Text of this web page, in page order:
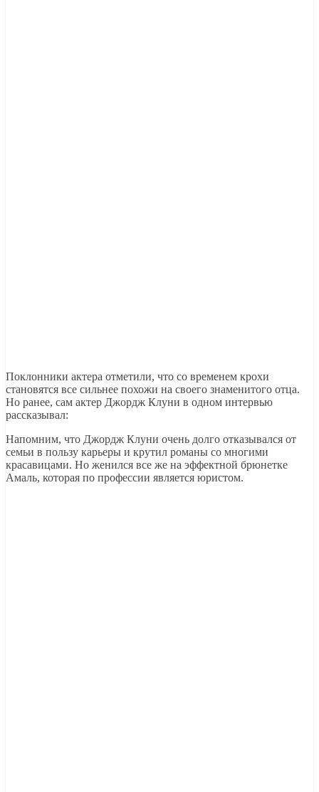
Поклонники актера отметили, что со временем крохи
становятся все сильнее похожи на своего знаменитого отца.
Но ранее, сам актер Джордж Клуни в одном интервью
рассказывал:
Напомним, что Джордж Клуни очень долго отказывался от
семьи в пользу карьеры и крутил романы со многими
красавицами. Но женился все же на эффектной брюнетке
Амаль, которая по профессии является юристом.